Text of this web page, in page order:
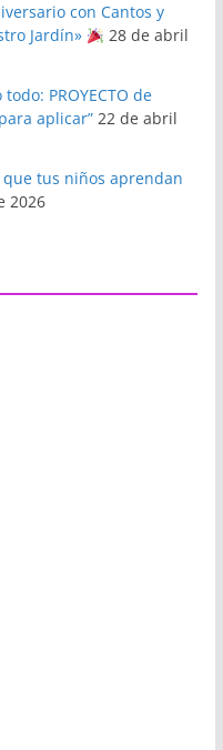
con Cantos y
Jardín»
28 de abril
PROYECTO de
aplicar” 22 de abril
tus niños aprendan
2026